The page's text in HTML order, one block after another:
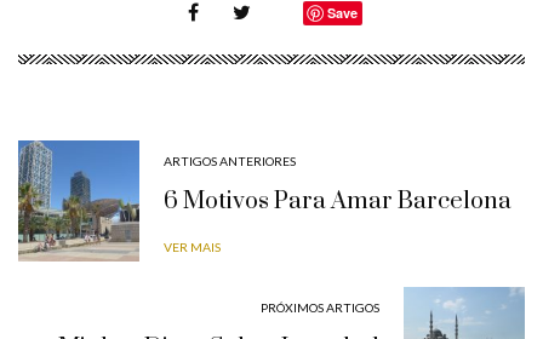
Save
ARTIGOS ANTERIORES
6 Motivos Para Amar Barcelona
VER MAIS
PRÓXIMOS ARTIGOS